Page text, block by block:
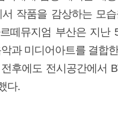
작품을 감상하는 모
떼뮤지엄 부산은 지난
과 미디어아트를 결합
후에도 전시공간에서
다.